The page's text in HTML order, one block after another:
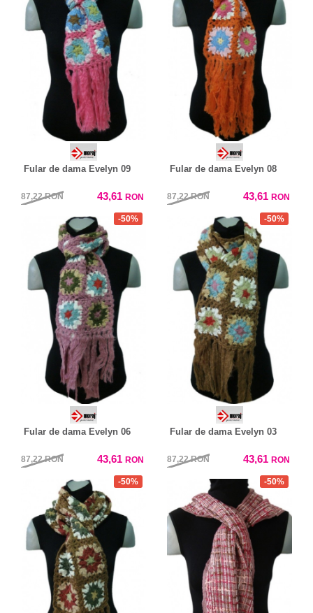
Fular de dama Evelyn 09
87,22RON 43,61 RON
Fular de dama Evelyn 08
87,22RON 43,61 RON
-50%
Fular de dama Evelyn 06
87,22RON 43,61 RON
-50%
Fular de dama Evelyn 03
87,22RON 43,61 RON
-50% -50%